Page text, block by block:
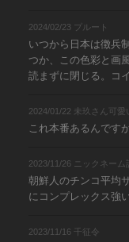
2024/02/23 プルート
いつから日本は徴兵
つか、この色彩と画
読まずに閉じる。コ
2024/01/22 未玖さん可愛
これ本番あるんです
2023/11/26 ニックネーム
朝鮮人のチンコ平均
にコンプレックス強
2023/11/16 千征令